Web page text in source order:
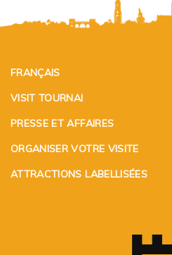
FRANÇAIS
VISIT TOURNAI
PRESSE ET AFFAIRES
ORGANISER VOTRE VISITE
ATTRACTIONS LABELLISÉES